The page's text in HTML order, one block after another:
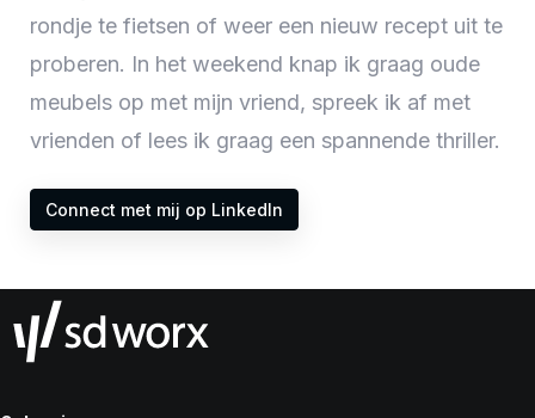
rondje te fietsen of weer een nieuw recept uit te
proberen. In het weekend knap ik graag oude
meubels op met mijn vriend, spreek ik af met
vrienden of lees ik graag een spannende thriller.
Connect met mij op LinkedIn